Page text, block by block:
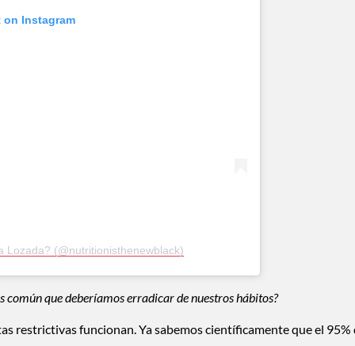
Instagram
Lozada? (@nutritionisthenewblack)
que deberíamos erradicar de nuestros hábitos?
restrictivas funcionan. Ya sabemos científicamente que el 95%